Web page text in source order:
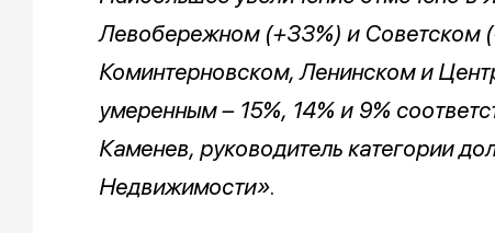
Левобережном (+33%) и Советском
Коминтерновском, Ленинском и
умеренным – 15%, 14% и 9%
Каменев, руководитель категории
Недвижимости».